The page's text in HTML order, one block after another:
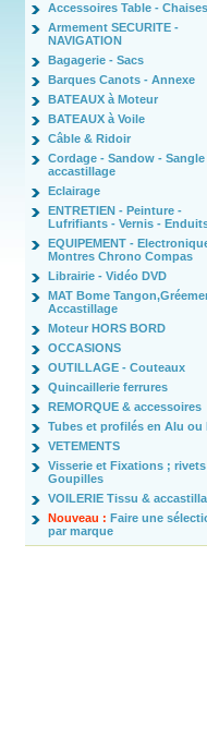
Accessoires Table - Chaises
Armement SECURITE -
NAVIGATION
Bagagerie - Sacs
Barques Canots - Annexe
BATEAUX à Moteur
BATEAUX à Voile
Câble & Ridoir
Cordage - Sandow - Sangle
accastillage
Eclairage
ENTRETIEN - Peinture -
Lufrifiants - Vernis -
EQUIPEMENT -
Montres Chrono Compas
Librairie - Vidéo DVD
MAT Bome
Accastillage
Moteur HORS BORD
OCCASIONS
OUTILLAGE - Couteaux
Quincaillerie ferrures
REMORQUE & accessoires
Tubes et profilés en Alu ou
VETEMENTS
Visserie et Fixations ; rivets
Goupilles
VOILERIE Tissu &
Nouveau : Faire une
par marque